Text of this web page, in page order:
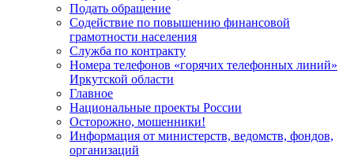
Подать обращение
Содействие по повышению финансовой
грамотности населения
Служба по контракту
Номера телефонов «горячих телефонных линий»
Иркутской области
Главное
Национальные проекты России
Осторожно, мошенники!
Информация от министерств, ведомств, фондов,
организаций